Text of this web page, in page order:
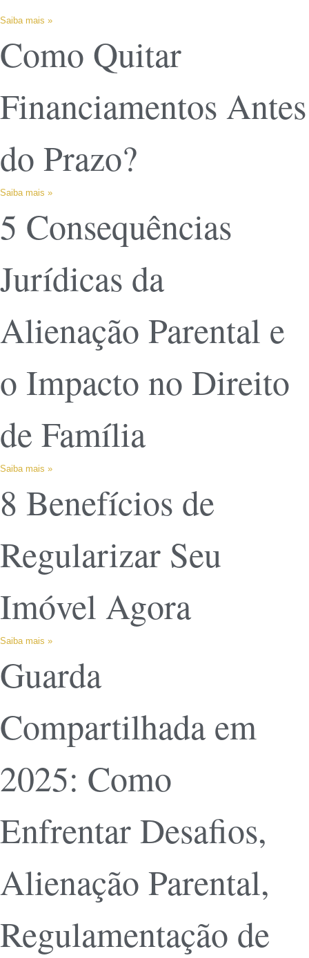
Saiba mais »
Como Quitar
Financiamentos Antes
do Prazo?
Saiba mais »
5 Consequências
Jurídicas da
Alienação Parental e
o Impacto no Direito
de Família
Saiba mais »
8 Benefícios de
Regularizar Seu
Imóvel Agora
Saiba mais »
Guarda
Compartilhada em
2025: Como
Enfrentar Desafios,
Alienação Parental,
Regulamentação de